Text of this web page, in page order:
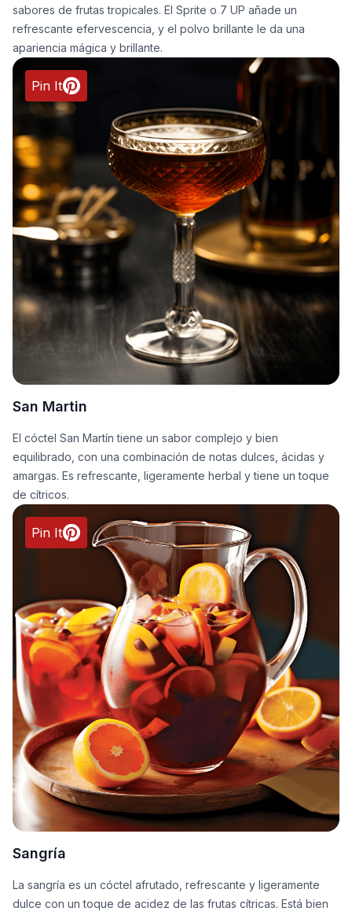
sabores de frutas tropicales. El Sprite o 7 UP añade un
refrescante efervescencia, y el polvo brillante le da una
apariencia mágica y brillante.
Pin It
San Martin
El cóctel San Martín tiene un sabor complejo y bien
equilibrado, con una combinación de notas dulces, ácidas y
amargas. Es refrescante, ligeramente herbal y tiene un toque
de cítricos.
Pin It
Sangría
La sangría es un cóctel afrutado, refrescante y ligeramente
dulce con un toque de acidez de las frutas cítricas. Está bien